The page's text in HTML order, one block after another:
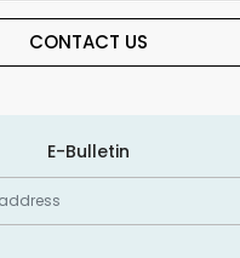
CONTACT US
E-Bulletin